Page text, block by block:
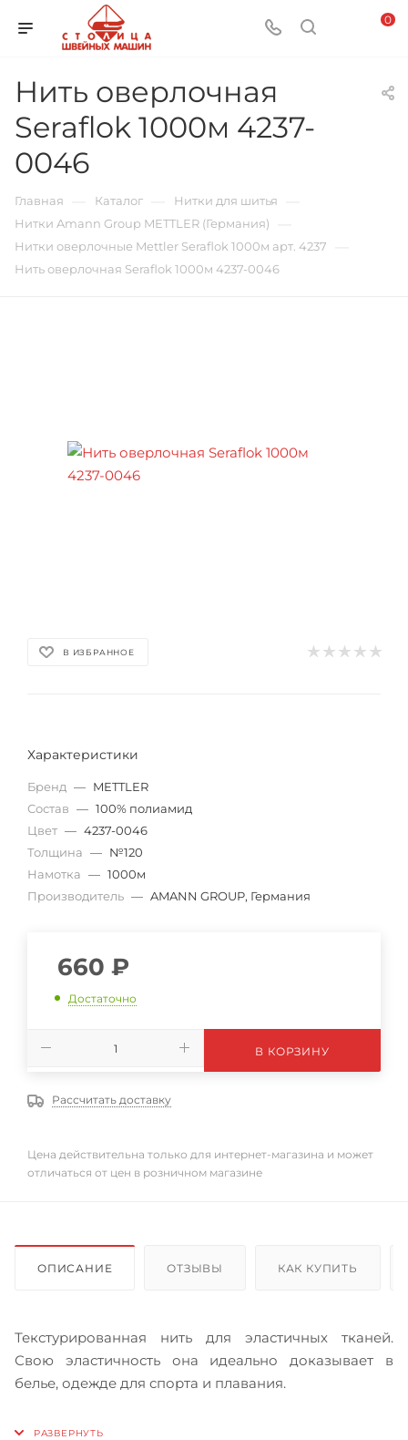
0
Нить оверлочная
Seraflok 1000м 4237-
0046
Главная Каталог Нитки для шитья
Нитки Amann Group METTLER (Германия)
Нитки оверлочные Mettler Seraflok 1000м арт. 4237
Нить оверлочная Seraflok 1000м 4237-0046
В ИЗБРАННОЕ
Характеристики
Бренд — METTLER
Состав — 100% полиамид
Цвет — 4237-0046
Толщина — №120
Намотка — 1000м
Производитель — AMANN GROUP, Германия
660 ₽
Достаточно
В КОРЗИНУ
Рассчитать доставку
Цена действительна только для интернет-магазина и может
отличаться от цен в розничном магазине
ОПИСАНИЕ ОТЗЫВЫ КАК КУПИТЬ
Текстурированная нить для эластичных тканей.
Свою эластичность она идеально доказывает в
белье, одежде для спорта и плавания.